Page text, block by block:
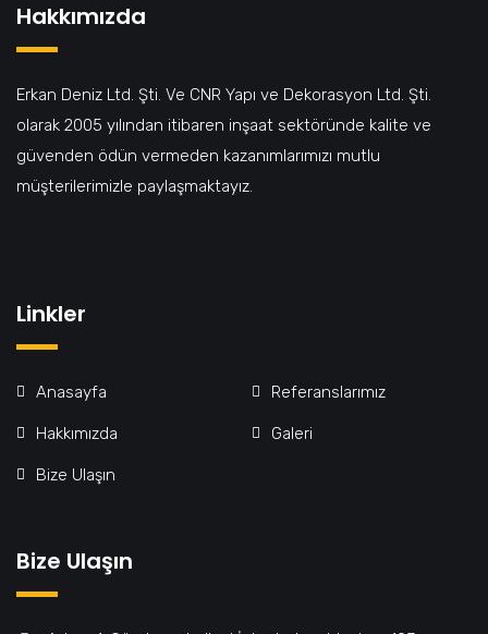
Hakkımızda
Erkan Deniz Ltd. Şti. Ve CNR Yapı ve Dekorasyon Ltd. Şti.
olarak 2005 yılından itibaren inşaat sektöründe kalite ve
güvenden ödün vermeden kazanımlarımızı mutlu
müşterilerimizle paylaşmaktayız.
Linkler
Anasayfa Referanslarımız
Hakkımızda Galeri
Bize Ulaşın
Bize Ulaşın